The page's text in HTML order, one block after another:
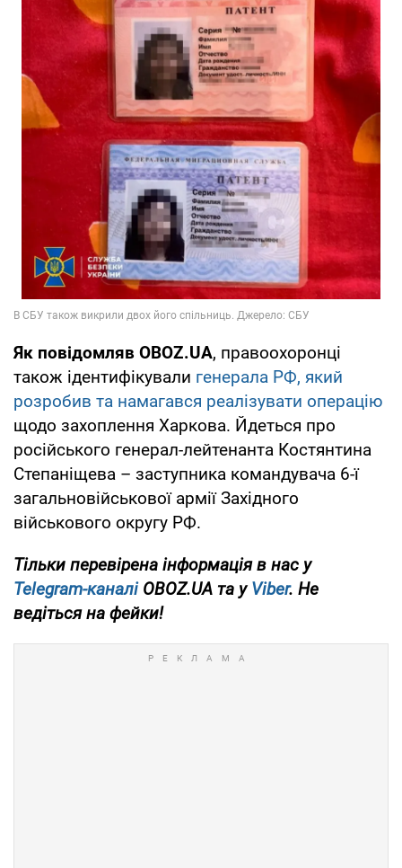
Як повідомляв OBOZ.UA, правоохоронці
також ідентифікували генерала РФ, який
розробив та намагався реалізувати операцію
щодо захоплення Харкова. Йдеться про
російського генерал-лейтенанта Костянтина
Степаніщева – заступника командувача 6-ї
загальновійськової армії Західного
військового округу РФ.
Тільки перевірена інформація в нас у
Telegram-каналіOBOZ.UA та уViber. Не
ведіться на фейки!